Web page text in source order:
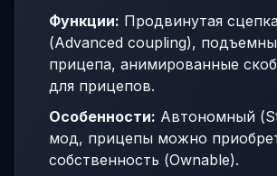
Функции: Продвинутая
(Advanced coupling),
прицепа, анимированные
для прицепов.
Особенности: Автономный
мод, прицепы можно
собственность (Ownable).